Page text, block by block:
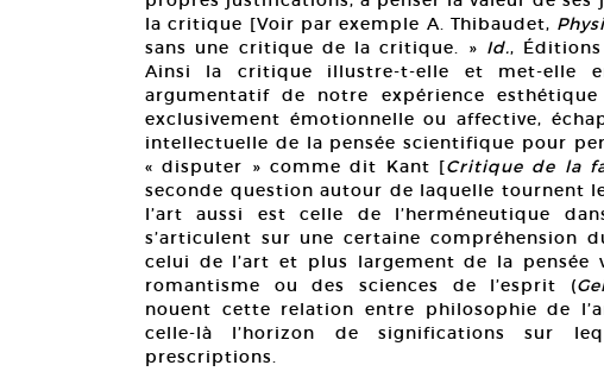
la critique [Voir par exemple A. Thibaudet,
sans une critique de la critique. » Id.,
Ainsi la critique illustre-t-elle et met-elle
argumentatif de notre expérience
exclusivement émotionnelle ou affective,
intellectuelle de la pensée scientifique pour
« disputer » comme dit Kant [Critique de la
seconde question autour de laquelle tournent
l’art aussi est celle de l’herméneutique
s’articulent sur une certaine compréhension
celui de l’art et plus largement de la pensée
romantisme ou des sciences de l’esprit (
nouent cette relation entre philosophie de
celle-là l’horizon de significations sur
prescriptions.